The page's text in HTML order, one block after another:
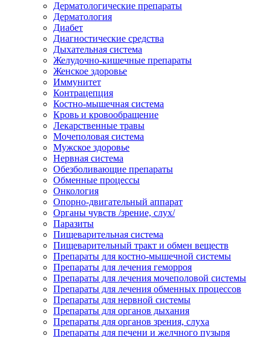
Дерматологические препараты
Дерматология
Диабет
Диагностические средства
Дыхательная система
Желудочно-кишечные препараты
Женское здоровье
Иммунитет
Контрацепция
Костно-мышечная система
Кровь и кровообращение
Лекарственные травы
Мочеполовая система
Мужское здоровье
Нервная система
Обезболивающие препараты
Обменные процессы
Онкология
Опорно-двигательный аппарат
Органы чувств /зрение, слух/
Паразиты
Пищеварительная система
Пищеварительный тракт и обмен веществ
Препараты для костно-мышечной системы
Препараты для лечения геморроя
Препараты для лечения мочеполовой системы
Препараты для лечения обменных процессов
Препараты для нервной системы
Препараты для органов дыхания
Препараты для органов зрения, слуха
Препараты для печени и желчного пузыря